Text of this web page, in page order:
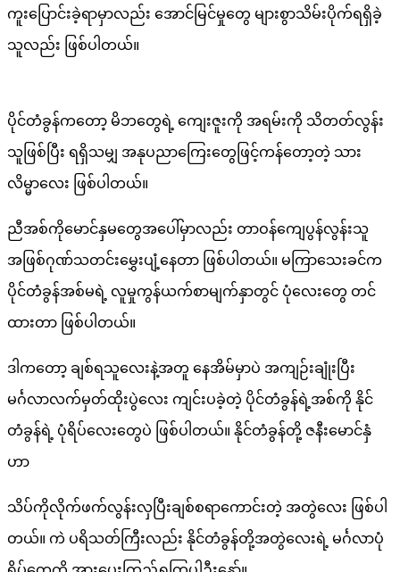
ကူးပြောင်းခဲ့ရာမှာလည်း အောင်မြင်မှုတွေ များစွာသိမ်းပိုက်ရရှိခဲ့
သူလည်း ဖြစ်ပါတယ်။
ပိုင်တံခွန်ကတော့ မိဘတွေရဲ့ ကျေးဇူးကို အရမ်းကို သိတတ်လွန်း
သူဖြစ်ပြီး ရရှိသမျှ အနုပညာကြေးတွေဖြင့်ကန်တော့တဲ့ သား
လိမ္မာလေး ဖြစ်ပါတယ်။
ညီအစ်ကိုမောင်နှမတွေအပေါ်မှာလည်း တာဝန်ကျေပွန်လွန်းသူ
အဖြစ်ဂုဏ်သတင်းမွှေးပျံ့နေတာ ဖြစ်ပါတယ်။ မကြာသေးခင်က
ပိုင်တံခွန်အစ်မရဲ့ လူမှုကွန်ယက်စာမျက်နှာတွင် ပုံလေးတွေ တင်
ထားတာ ဖြစ်ပါတယ်။
ဒါကတော့ ချစ်ရသူလေးနဲ့အတူ နေအိမ်မှာပဲ အကျဉ်းချုံးပြီး
မင်္ဂလာလက်မှတ်ထိုးပွဲလေး ကျင်းပခဲ့တဲ့ ပိုင်တံခွန်ရဲ့အစ်ကို နိုင်
တံခွန်ရဲ့ ပုံရိပ်လေးတွေပဲ ဖြစ်ပါတယ်။ နိုင်တံခွန်တို့ ဇနီးမောင်နှံ
ဟာ
သိပ်ကိုလိုက်ဖက်လွန်းလှပြီးချစ်စရာကောင်းတဲ့ အတွဲလေး ဖြစ်ပါ
တယ်။ ကဲ ပရိသတ်ကြီးလည်း နိုင်တံခွန်တို့အတွဲလေးရဲ့ မင်္ဂလာပုံ